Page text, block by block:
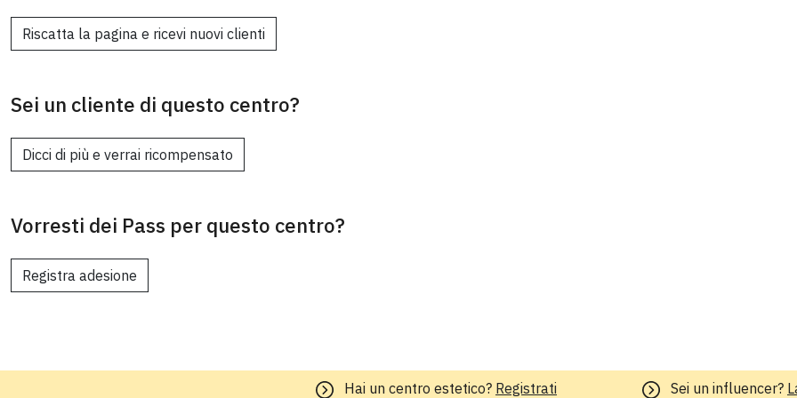
Riscatta la pagina e ricevi nuovi clienti
Sei un cliente di questo centro?
Dicci di più e verrai ricompensato
Vorresti dei Pass per questo centro?
Registra adesione
Hai un centro estetico? Registrati Sei un influencer?